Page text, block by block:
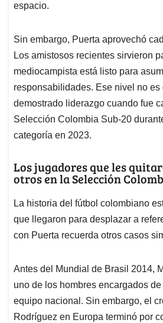
espacio.
Sin embargo, Puerta aprovechó
Los amistosos recientes sirvieron
mediocampista está listo para
responsabilidades. Ese nivel no
demostrado liderazgo cuando fue
Selección Colombia Sub-20
categoría en 2023.
Los jugadores que les
otros en la Selección
La historia del fútbol colombiano
que llegaron para desplazar a
con Puerta recuerda otros casos
Antes del Mundial de Brasil 2014,
uno de los hombres encargados
equipo nacional. Sin embargo, el
Rodríguez en Europa terminó por